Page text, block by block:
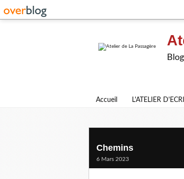
Accueil L'ATELIER
Chemins
6 Mars 2023